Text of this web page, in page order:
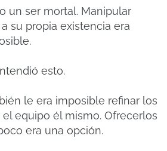
un ser mortal. Manipular
su propia existencia era
esto.
le era imposible refinar los
equipo él mismo. Ofrecerlos
era una opción.